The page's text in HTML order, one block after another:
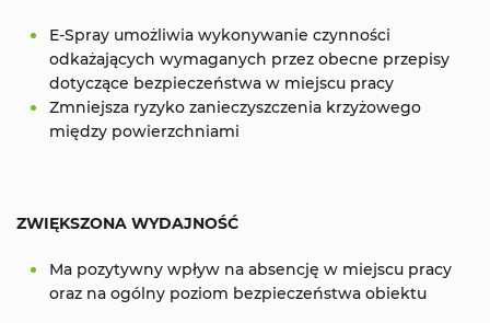
E-Spray umożliwia wykonywanie czynności
odkażających wymaganych przez obecne przepisy
dotyczące bezpieczeństwa w miejscu pracy
Zmniejsza ryzyko zanieczyszczenia krzyżowego
między powierzchniami
ZWIĘKSZONA WYDAJNOŚĆ
Ma pozytywny wpływ na absencję w miejscu pracy
oraz na ogólny poziom bezpieczeństwa obiektu